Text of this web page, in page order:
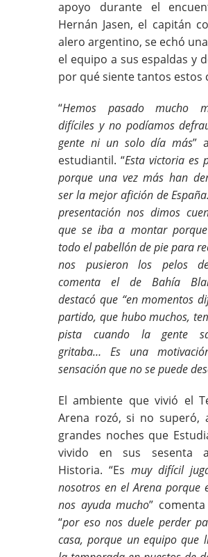
apoyo durante el
Hernán Jasen, el capitán
alero argentino, se echó
el equipo a sus espaldas y
por qué siente tantos estos
“Hemos pasado mucho
difíciles y no podíamos
gente ni un solo día más”
estudiantil. “Esta victoria es
porque una vez más han
ser la mejor afición de
presentación nos dimos
que se iba a montar
todo el pabellón de pie para
nos pusieron los pelos
comenta el de Bahía
destacó que “en momentos
partido, que hubo muchos,
pista cuando la gente
gritaba… Es una
sensación que no se puede
El ambiente que vivió el
Arena rozó, si no superó,
grandes noches que
vivido en sus sesenta
Historia. “Es muy difícil
nosotros en el Arena porque
nos ayuda mucho”
“por eso nos duele perder
casa, porque un equipo que